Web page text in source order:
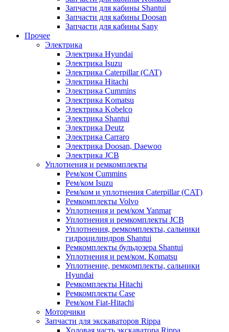
Запчасти для кабины Shantui
Запчасти для кабины Doosan
Запчасти для кабины Sany
Прочее
Электрика
Электрика Hyundai
Электрика Isuzu
Электрика Caterpillar (CAT)
Электрика Hitachi
Электрика Cummins
Электрика Komatsu
Электрика Kobelco
Электрика Shantui
Электрика Deutz
Электрика Carraro
Электрика Doosan, Daewoo
Электрика JCB
Уплотнения и ремкомплекты
Рем/ком Cummins
Рем/ком Isuzu
Рем/ком и уплотнения Caterpillar (CAT)
Ремкомплекты Volvo
Уплотнения и рем/ком Yanmar
Уплотнения и ремкомплекты JCB
Уплотнения, ремкомплекты, сальники
гидроцилиндров Shantui
Ремкомплекты бульдозера Shantui
Уплотнения и рем/ком. Komatsu
Уплотнение, ремкомплекты, сальники
Hyundai
Ремкомплекты Hitachi
Ремкомплекты Case
Рем/ком Fiat-Hitachi
Моторчики
Запчасти для экскаваторов Rippa
Ходовая часть экскаватора Rippa